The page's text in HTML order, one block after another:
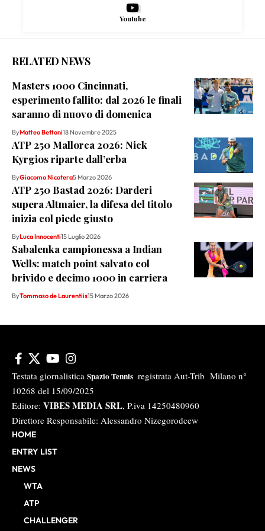
Youtube
RELATED NEWS
Masters 1000 Cincinnati,
esperimento fallito: dal 2026 le finali
saranno di nuovo di domenica
ByMatteo Bettoni18 Novembre 2025
ATP 250 Mallorca 2026: Nick
Kyrgios riparte dall’erba
ByGiacomo Nicotera5 Marzo 2026
ATP 250 Bastad 2026: Darderi
supera Altmaier, la difesa del titolo
inizia col piede giusto
ByLuca Innocenti15 Luglio 2026
Sabalenka campionessa a Indian
Wells: match point salvato col
brivido e decimo 1000 in carriera
ByTommaso de Laurentiis15 Marzo 2026
Testata giornalistica Spazio Tennis registrata Aut-Trib Milano n°
10268 del 15/09/2025
Editore: VIBES MEDIA SRL, P.iva 14250480960
Direttore Responsabile: Alessandro Nizegorodcew
HOME
ENTRY LIST
NEWS
WTA
ATP
CHALLENGER